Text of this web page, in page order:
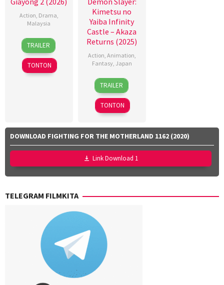
Action, Drama,
Malaysia
9
Apr
2026
Dyeanna
Jemat
Faisal
Ishak,
TRAILER
TONTON
Kimetsu no
Yaiba Infinity
Castle – Akaza
Returns (2025)
Action, Animation,
Fantasy, Japan
18
Jul
2025
Akihiko
Uda,
Haruo
Sotozaki
Hosokawa,
Kei
Tsunematsu,
Ken
Nakazawa,
Harada,
TRAILER
TONTON
DOWNLOAD FIGHTING FOR THE MOTHERLAND 1162 (2020)
Link Download 1
TELEGRAM FILMKITA